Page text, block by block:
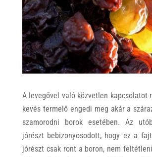
A levegővel való közvetlen kapcsolatot
kevés termelő engedi meg akár a
szamorodni borok esetében. Az
jórészt bebizonyosodott, hogy ez a
jórészt csak ront a boron, nem